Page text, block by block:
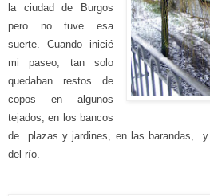
la ciudad de Burgos
pero notuve esa
suerte.Cuando inicié
mi paseo, tan solo
quedaban restos de
copos en algunos
tejados, en los bancos
de plazas y jardines, en las barandas,
del río.